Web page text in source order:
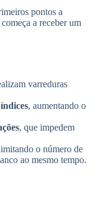
pontos a
a receber um
varreduras
, aumentando o
, que impedem
o número de
ao mesmo tempo.